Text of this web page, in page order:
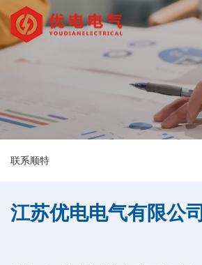
联系顺特
江苏优电电气有限公司